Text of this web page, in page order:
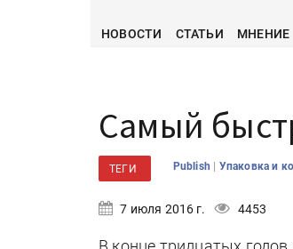
НОВОСТИ СТАТЬИ МНЕНИЕ
Самый
ТЕГИ Publish | Упаковка и
7 июля 2016 г. 4453